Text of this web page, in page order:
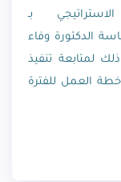
بـ
الدكتورة وفاء
لمتابعة تنفيذ
العمل للفترة